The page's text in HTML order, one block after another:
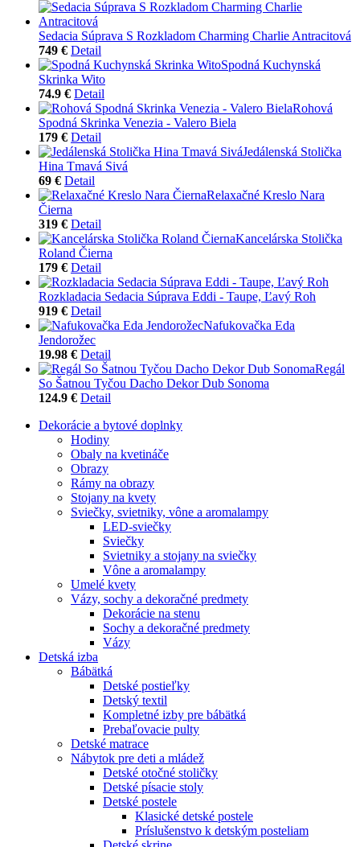
Sedacia Súprava S Rozkladom Charming Charlie Antracitová
749 € Detail
Spodná Kuchynská
Skrinka Wito
74.9 € Detail
Rohová
Spodná Skrinka Venezia - Valero Biela
179 € Detail
Jedálenská Stolička
Hina Tmavá Sivá
69 € Detail
Relaxačné Kreslo Nara
Čierna
319 € Detail
Kancelárska Stolička
Roland Čierna
179 € Detail
Rozkladacia Sedacia Súprava Eddi - Taupe, Ľavý Roh
919 € Detail
Nafukovačka Eda
Jendorožec
19.98 € Detail
Regál
So Šatnou Tyčou Dacho Dekor Dub Sonoma
124.9 € Detail
Dekorácie a bytové doplnky
Hodiny
Obaly na kvetináče
Obrazy
Rámy na obrazy
Stojany na kvety
Sviečky, svietniky, vône a aromalampy
LED-sviečky
Sviečky
Svietniky a stojany na sviečky
Vône a aromalampy
Umelé kvety
Vázy, sochy a dekoračné predmety
Dekorácie na stenu
Sochy a dekoračné predmety
Vázy
Detská izba
Bábätká
Detské postieľky
Detský textil
Kompletné izby pre bábätká
Prebaľovacie pulty
Detské matrace
Nábytok pre deti a mládež
Detské otočné stoličky
Detské písacie stoly
Detské postele
Klasické detské postele
Príslušenstvo k detským posteliam